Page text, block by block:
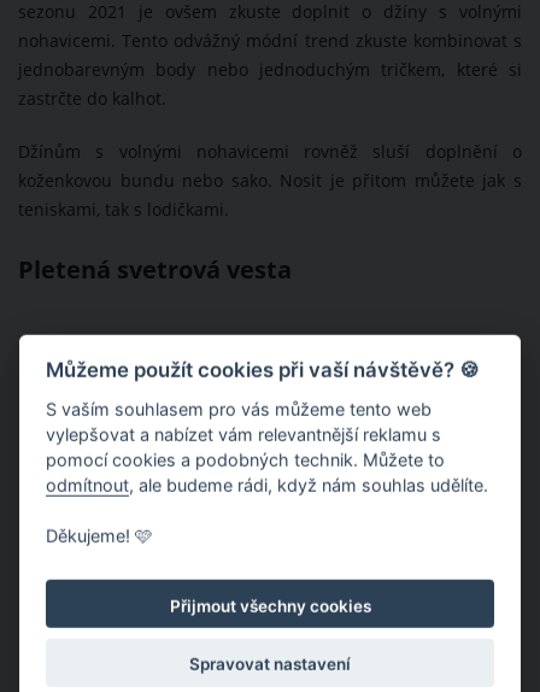
sezonu 2021 je ovšem zkuste doplnit o džíny s volnými
nohavicemi. Tento odvážný módní trend zkuste kombinovat s
jednobarevným body nebo jednoduchým tričkem, které si
zastrčte do kalhot.
Džínům s volnými nohavicemi rovněž sluší doplnění o
koženkovou bundu nebo sako. Nosit je přitom můžete jak s
teniskami, tak s lodičkami.
Pletená svetrová vesta
Můžeme použít cookies při vaší návštěvě? 🍪
S vaším souhlasem pro vás můžeme tento web
vylepšovat a nabízet vám relevantnější reklamu s
pomocí cookies a podobných technik. Můžete to
odmítnout, ale budeme rádi, když nám souhlas udělíte.
Děkujeme! 🩷
Přijmout všechny cookies
Spravovat nastavení